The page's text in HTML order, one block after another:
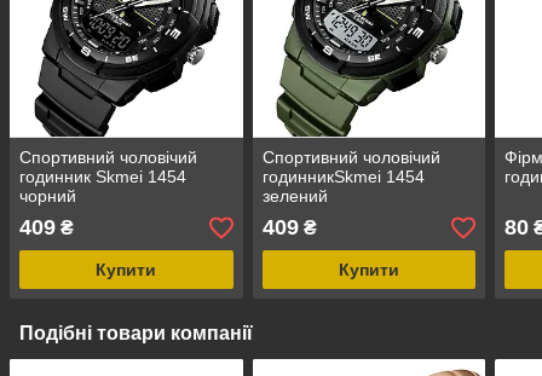
Спортивний чоловічий
годинник Skmei 1454
чорний
409 ₴
Купити
Спортивний чоловічий
годинникSkmei 1454
зелений
409₴
Купити
80
Подібні товари компанії